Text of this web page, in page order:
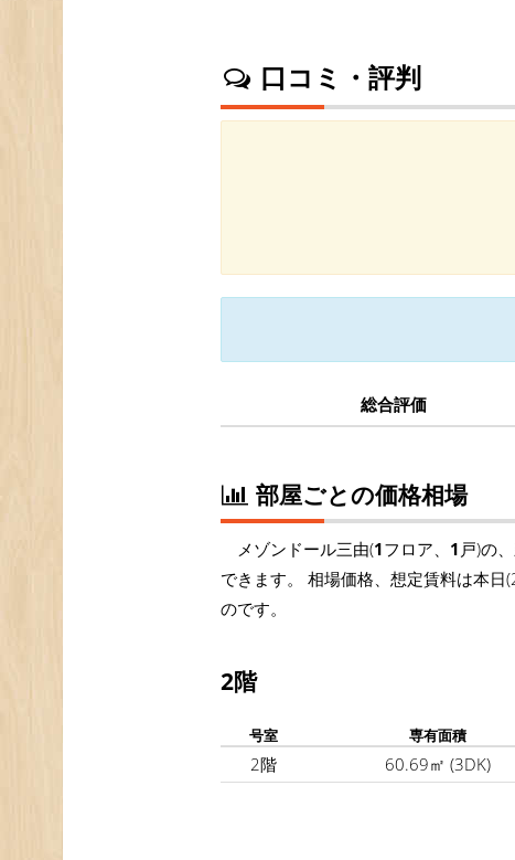
口コミ・評判
総合評価
部屋ごとの価格相場
メゾンドール三由(1フロア、 1 戸)の
できます。 相場価格、想定賃料は本
のです。
2階
号室 専有面積
2階 60.69㎡ (3DK)